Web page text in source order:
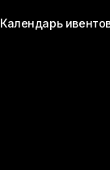
Календарь